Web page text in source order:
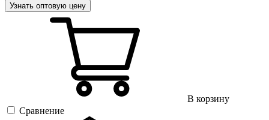
Узнать оптовую цену
В корзину
Сравнение